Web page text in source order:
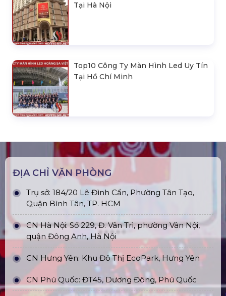
Tại Hà Nội
Top10 Công Ty Màn Hình Led Uy Tín
Tại Hồ Chí Minh
ĐỊA CHỈ VĂN PHÒNG
Trụ sở: 184/20 Lê Đình Cẩn, Phường Tân Tạo,
Quận Bình Tân, TP. HCM
CN Hà Nội: Số 229, Đ. Vân Trì, phường Vân Nội,
quận Đông Anh, Hà Nội
CN Hưng Yên: Khu Đô Thị EcoPark, Hưng Yên
CN Phú Quốc: ĐT45, Dương Đông, Phú Quốc